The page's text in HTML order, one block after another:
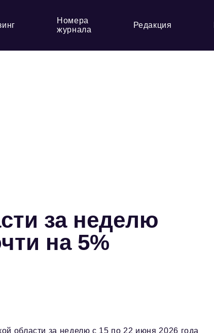
Номера
журнала
Редакция
за неделю
на 5%
области за неделю с 15 по 22 июня 2026 года